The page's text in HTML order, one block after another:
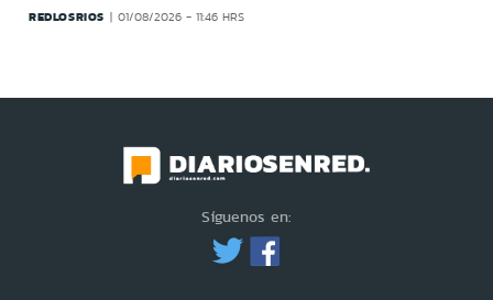
REDLOSRIOS 01/08/2026 - 11:46 HRS
Síguenos en: